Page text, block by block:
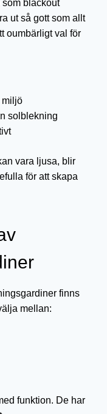
blackout
ut så gott som allt
oumbärligt val för
miljö
solblekning
vara ljusa, blir
för att skapa
finns
mellan:
funktion. De har